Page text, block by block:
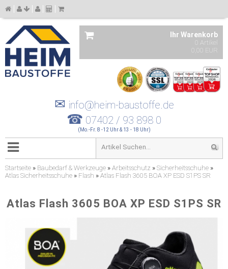
Ihr Warenkorb
0 Artikel
0,00 EUR
✉ info@heim-baustoffe.de
☎ 07402 / 93 898 0
(Mo.-Fr. 8 -12 Uhr & 13 - 18 Uhr)
Startseite » Baubedarf & Werkzeuge » Arbeitsschutz » Sicherheitsschuhe »
Atlas Sicherheitsschuhe » Flash » Atlas Flash 3605 BOA XP ESD S1PS SR
Atlas Flash 3605 BOA XP ESD S1PS SR